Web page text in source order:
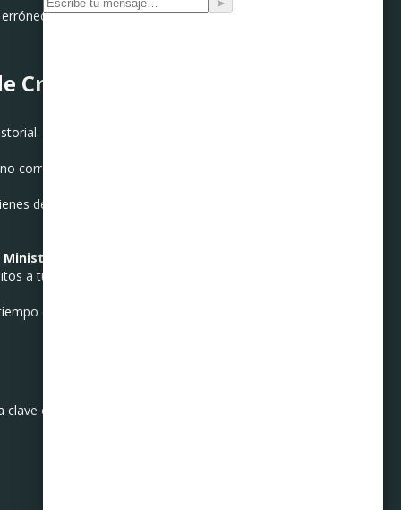
en tu historial.
Crédito
corresponden a ti.
derecho a exigir que
Ministerio Público
a tu nombre.
cualquier anomalía.
clave está en